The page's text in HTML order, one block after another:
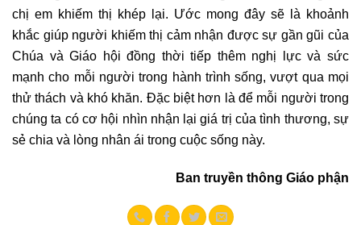
chị em khiếm thị khép lại. Ước mong đây sẽ là khoảnh
khắc giúp người khiếm thị cảm nhận được sự gần gũi của
Chúa và Giáo hội đồng thời tiếp thêm nghị lực và sức
mạnh cho mỗi người trong hành trình sống, vượt qua mọi
thử thách và khó khăn. Đặc biệt hơn là để mỗi người trong
chúng ta có cơ hội nhìn nhận lại giá trị của tình thương, sự
sẻ chia và lòng nhân ái trong cuộc sống này.
Ban truyền thông Giáo phận